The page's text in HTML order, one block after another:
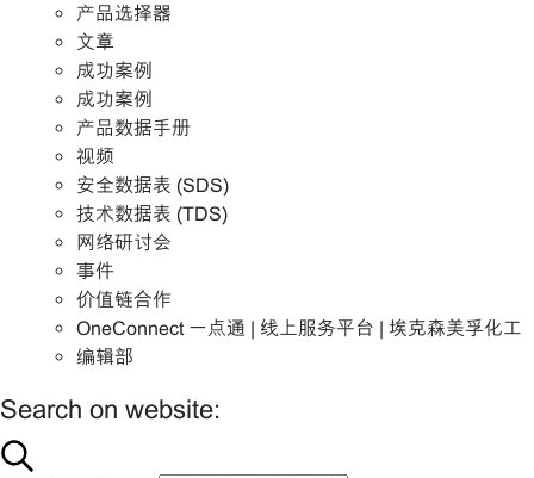
产品选择器
文章
成功案例
成功案例
产品数据手册
视频
安全数据表 (SDS)
技术数据表 (TDS)
网络研讨会
事件
价值链合作
OneConnect 一点通 | 线上服务平台 | 埃克森美孚化工
编辑部
Search on website: